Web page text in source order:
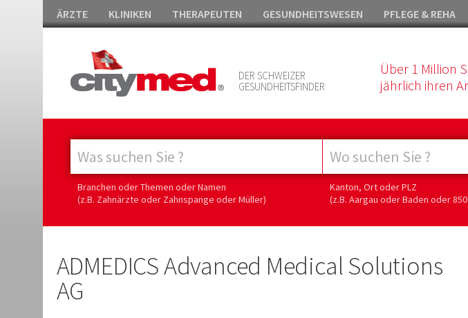
ÄRZTE KLINIKEN THERAPEUTEN GESUNDHEITSWESEN PFLEGE & REHA
DER SCHWEIZER
GESUNDHEITSFINDER
Über 1 Million
jährlich ihren
Branchen oder Themen oder Namen
(z.B. Zahnärzte oder Zahnspange oder Müller)
Kanton, Ort oder PLZ
(z.B. Aargau oder Baden oder
ADMEDICS Advanced Medical Solutions
AG